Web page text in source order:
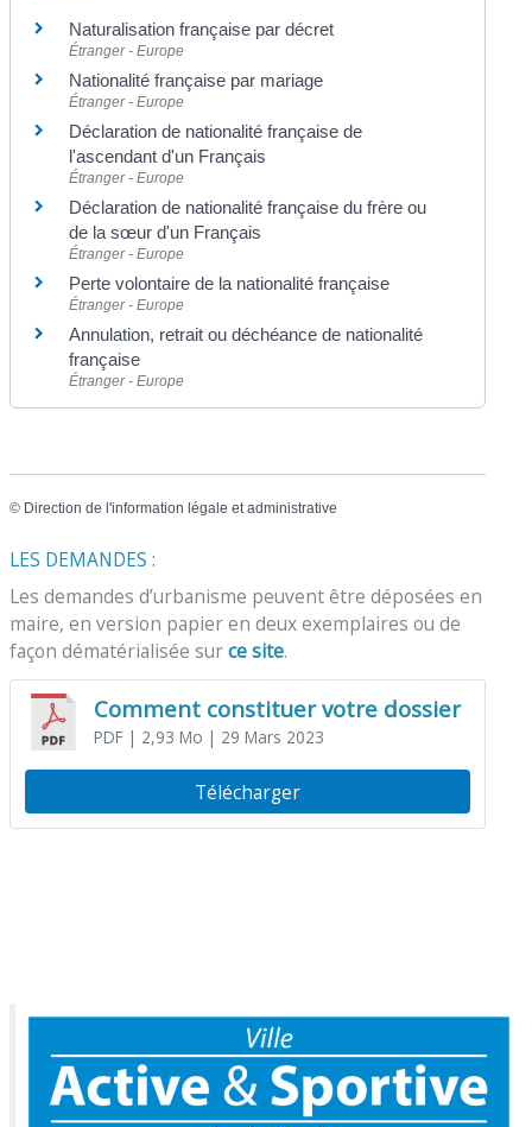
Naturalisation française par décret
Étranger - Europe
Nationalité française par mariage
Étranger - Europe
Déclaration de nationalité française de
l'ascendant d'un Français
Étranger - Europe
Déclaration de nationalité française du frère ou
de la sœur d'un Français
Étranger - Europe
Perte volontaire de la nationalité française
Étranger - Europe
Annulation, retrait ou déchéance de nationalité
française
Étranger - Europe
© Direction de l'information légale et administrative
LES DEMANDES :
Les demandes d’urbanisme peuvent être déposées en
maire, en version papier en deux exemplaires ou de
façon dématérialisée surce site.
Comment constituer votre dossier
PDF| 2,93 Mo | 29 Mars 2023
Télécharger